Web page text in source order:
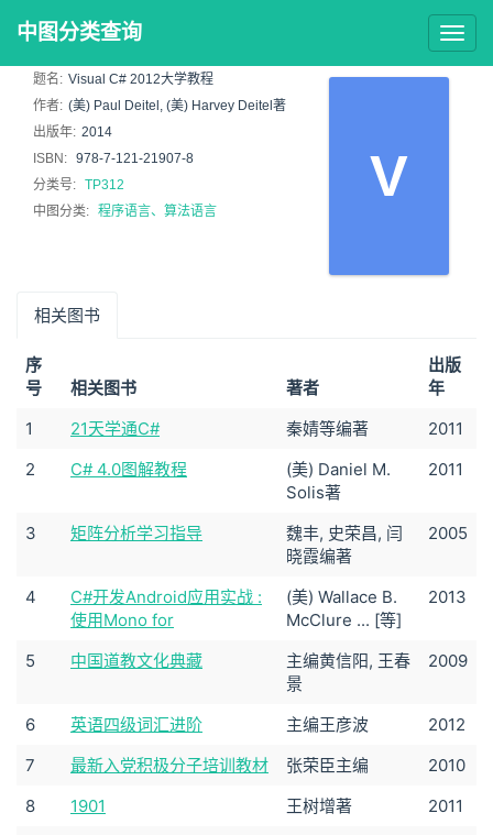
中图分类查询
V
题名: Visual C# 2012大学教程
作者: (美) Paul Deitel, (美) Harvey Deitel著
出版年: 2014
ISBN: 978-7-121-21907-8
分类号: TP312
中图分类: 程序语言、算法语言
相关图书
序
号
相关图书 著者
出版
年
1
21天学通C# 秦婧等编著
2011
2
C# 4.0图解教程
(美) Daniel M.
Solis著
2011
3 矩阵分析学习指导
魏丰, 史荣昌, 闫
晓霞编著
2005
4
C#开发Android应用实战 :
使用Mono for
(美) Wallace B.
McClure ... [等]
2013
5 中国道教文化典藏
主编黄信阳, 王春
景
2009
6 英语四级词汇进阶 主编王彦波
2012
7
最新入党积极分子培训教材 张荣臣主编
2010
8
1901 王树增著
2011